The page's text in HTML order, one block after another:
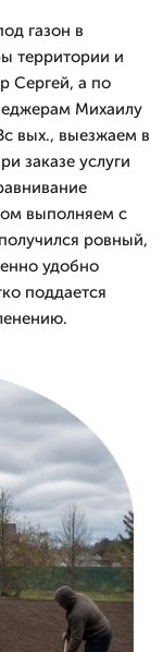
газон в
территории и
Сергей, а по
Михаилу
вых., выезжаем в
заказе услуги
выполняем с
ровный,
удобно
поддается